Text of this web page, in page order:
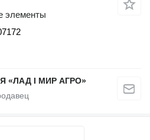
элементы
«ЛАД І МИР АГРО»